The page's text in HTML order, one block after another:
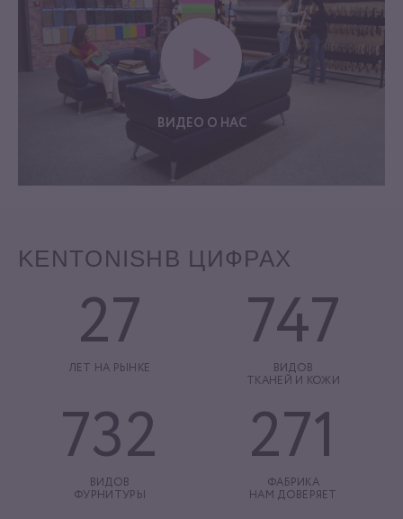
ВИДЕО О НАС
KENTONISH В ЦИФРАХ
27
ЛЕТ НА РЫНКЕ
747
ВИДОВ
ТКАНЕЙ И КОЖИ
732
ВИДОВ
ФУРНИТУРЫ
271
ФАБРИКА
НАМ ДОВЕРЯЕТ